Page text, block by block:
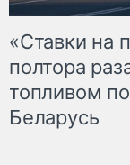
«Ставки на
полтора
топливом
Беларусь